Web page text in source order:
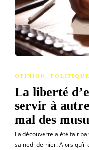
OPINION, POLITIQUE
La liberté
servir à
mal des
La découverte a été fait
samedi dernier. Alors